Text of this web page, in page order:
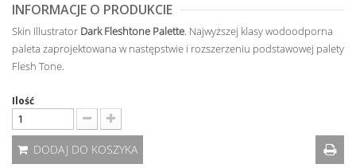
INFORMACJE O PRODUKCIE
Skin Illustrator Dark Fleshtone Palette. Najwyższej klasy wodoodporna
paleta zaprojektowana w następstwie i rozszerzeniu podstawowej palety
Flesh Tone.
Ilość
DODAJ DO KOSZYKA